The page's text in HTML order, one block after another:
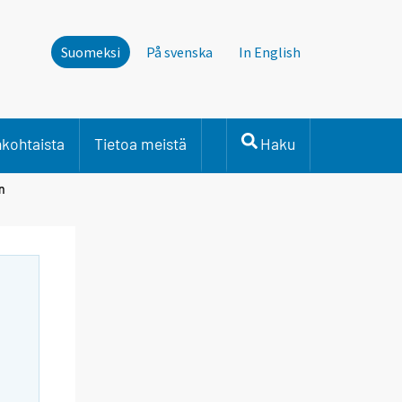
Suomeksi På svenska In English
Tietoa meistä Haku